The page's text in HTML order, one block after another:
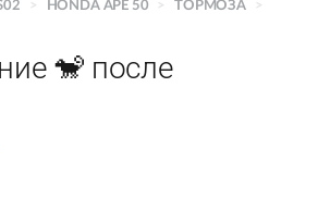
> HONDA APE 50 > ТОРМОЗА
>
🐒 после